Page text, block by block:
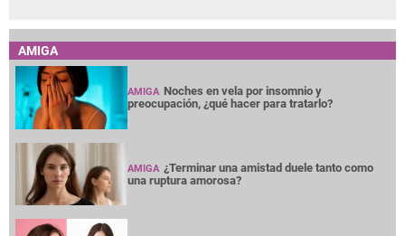
AMIGA
AMIGA Noches en vela por insomnio y
preocupación, ¿qué hacer para tratarlo?
AMIGA ¿Terminar una amistad duele tanto como
una ruptura amorosa?